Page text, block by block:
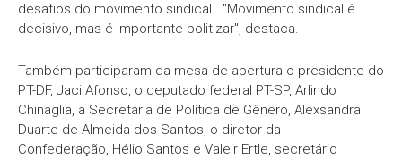
desafios do movimento sindical. "Movimento sindical é
decisivo, mas é importante politizar", destaca.
Também participaram da mesa de abertura o presidente do
PT-DF, Jaci Afonso, o deputado federal PT-SP, Arlindo
Chinaglia, a Secretária de Política de Gênero, Alexsandra
Duarte de Almeida dos Santos, o diretor da
Confederação, Hélio Santos e Valeir Ertle, secretário